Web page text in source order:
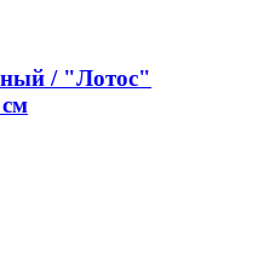
/ "Лотос"